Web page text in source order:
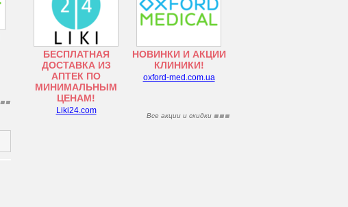
БЕСПЛАТНАЯ
ДОСТАВКА ИЗ
АПТЕК ПО
МИНИМАЛЬНЫМ
ЦЕНАМ!
Liki24.com
НОВИНКИ И АКЦИИ
КЛИНИКИ!
oxford-med.com.ua
Все акции и скидки